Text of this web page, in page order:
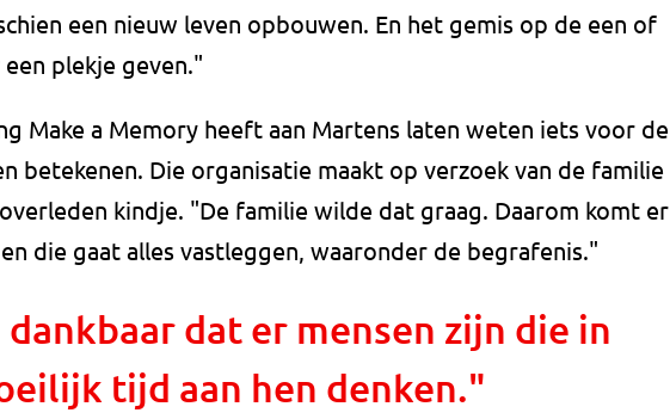
een nieuw leven opbouwen. En het gemis op de een of
plekje geven."
Make a Memory heeft aan Martens laten weten iets voor de
betekenen. Die organisatie maakt op verzoek van de familie
kindje. "De familie wilde dat graag. Daarom komt er
die gaat alles vastleggen, waaronder de begrafenis."
dat er mensen zijn die in
tijd aan hen denken."